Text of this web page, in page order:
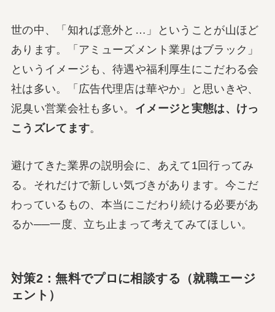
世の中、「知れば意外と…」ということが山ほど
あります。「アミューズメント業界はブラック」
というイメージも、待遇や福利厚生にこだわる会
社は多い。「広告代理店は華やか」と思いきや、
泥臭い営業会社も多い。 イメージと実態は、けっ
こうズレてます。
避けてきた業界の説明会に、あえて1回行ってみ
る。それだけで新しい気づきがあります。今こだ
わっているもの、本当にこだわり続ける必要があ
るか──一度、立ち止まって考えてみてほしい。
対策2：無料でプロに相談する（就職エージ
ェント）